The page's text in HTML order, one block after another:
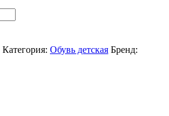
Категория: Обувь детская Бренд: